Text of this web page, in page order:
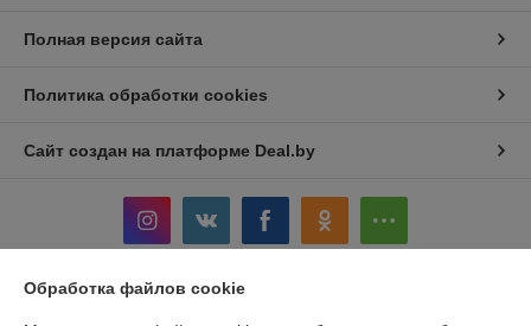
Полная версия сайта
Политика обработки cookies
Сайт создан на платформе Deal.by
Обработка файлов cookie